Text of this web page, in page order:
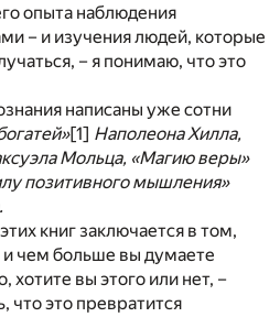
опыта наблюдения
– и изучения людей, которые
– я понимаю, что это
написаны уже сотни
[1] Наполеона Хилла,
Мольца, «Магию веры»
позитивного мышления»
книг заключается в том,
чем больше вы думаете
хотите вы этого или нет, –
что это превратится